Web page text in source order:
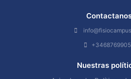
Nuestras